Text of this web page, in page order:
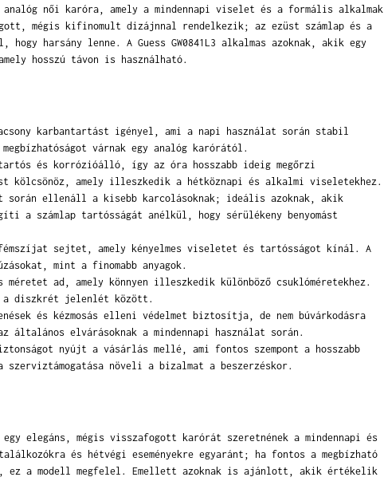
analóg női karóra, amely a mindennapi viselet és a formális alkalmak
mégis kifinomult dizájnnal rendelkezik; az ezüst számlap és a
harsány lenne. A Guess GW0841L3 alkalmas azoknak, akik egy
hosszú távon is használható.
karbantartást igényel, ami a napi használat során stabil
várnak egy analóg karórától.
és korrózióálló, így az óra hosszabb ideig megőrzi
amely illeszkedik a hétköznapi és alkalmi viseletekhez.
során ellenáll a kisebb karcolásoknak; ideális azoknak, akik
a számlap tartósságát anélkül, hogy sérülékeny benyomást
sejtet, amely kényelmes viseletet és tartósságot kínál. A
mint a finomabb anyagok.
ad, amely könnyen illeszkedik különböző csuklóméretekhez.
a diszkrét jelenlét között.
és kézmosás elleni védelmet biztosítja, de nem búvárkodásra
elvárásoknak a mindennapi használat során.
nyújt a vásárlás mellé, ami fontos szempont a hosszabb
növeli a bizalmat a beszerzéskor.
elegáns, mégis visszafogott karórát szeretnének a mindennapi és
és hétvégi eseményekre egyaránt; ha fontos a megbízható
ez a modell megfelel. Emellett azoknak is ajánlott, akik értékelik